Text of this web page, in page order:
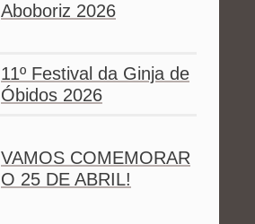
Aboboriz 2026
11º Festival da Ginja de
Óbidos 2026
VAMOS COMEMORAR
O 25 DE ABRIL!